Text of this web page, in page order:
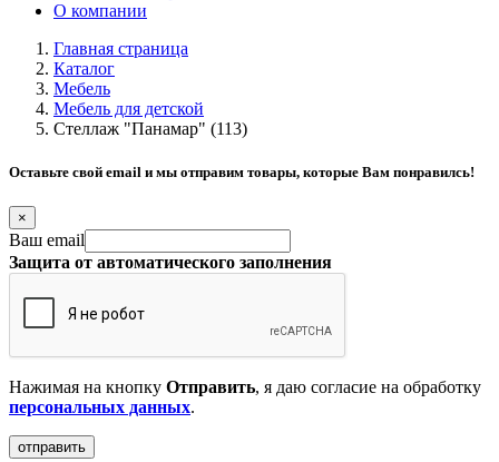
О компании
Главная страница
Каталог
Мебель
Мебель для детской
Стеллаж "Панамар" (113)
Оставьте свой email и мы отправим товары, которые Вам понравилсь!
×
Ваш email
Защита от автоматического заполнения
Нажимая на кнопку Отправить, я даю согласие на обработку
персональных данных.